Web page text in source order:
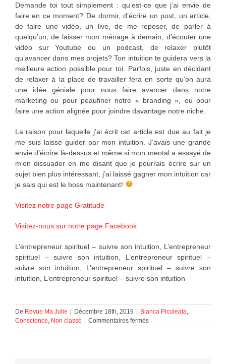
Demande toi tout simplement : qu’est-ce que j’ai envie de
faire en ce moment? De dormir, d’écrire un post, un article,
de faire une vidéo, un live, de me reposer, de parler à
quelqu’un, de laisser mon ménage à demain, d’écouter une
vidéo sur Youtube ou un podcast, de relaxer plutôt
qu’avancer dans mes projets? Ton intuition te guidera vers la
meilleure action possible pour toi. Parfois, juste en décidant
de relaxer à la place de travailler fera en sorte qu’on aura
une idée géniale pour nous faire avancer dans notre
marketing ou pour peaufiner notre « branding », ou pour
faire une action alignée pour joindre davantage notre niche.
La raison pour laquelle j’ai écrit cet article est due au fait je
me suis laissé guider par mon intuition. J’avais une grande
envie d’écrire là-dessus et même si mon mental a essayé de
m’en dissuader en me disant que je pourrais écrire sur un
sujet bien plus intéressant, j’ai laissé gagner mon intuition car
je sais qui est le boss maintenant!
Visitez notre page Gratitude
Visitez-nous sur notre page Facebook
L’entrepreneur spirituel – suivre son intuition, L’entrepreneur
spirituel – suivre son intuition, L’entrepreneur spirituel –
suivre son intuition, L’entrepreneur spirituel – suivre son
intuition, L’entrepreneur spirituel – suivre son intuition
De Revue Ma Julie | Décembre 18th, 2019 | Bianca Piculeata,
Conscience, Non classé | Commentaires ferméssur
L’entrepreneur